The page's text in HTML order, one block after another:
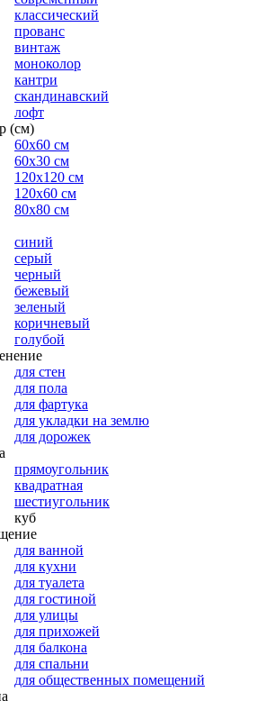
классический
прованс
винтаж
моноколор
кантри
скандинавский
лофт
(см)
60х60 см
60x30 см
120x120 см
120x60 см
80x80 см
синий
серый
черный
бежевый
зеленый
коричневый
голубой
для стен
для пола
для фартука
для укладки на землю
для дорожек
прямоугольник
квадратная
шестиугольник
куб
для ванной
для кухни
для туалета
для гостиной
для улицы
для прихожей
для балкона
для спальни
для общественных помещений